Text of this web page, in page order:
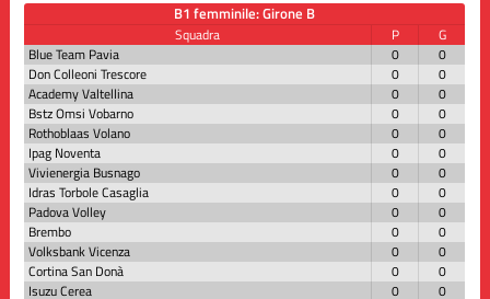
B1 femminile: Girone B
Squadra P
G
Blue Team Pavia
0
0
Don Colleoni Trescore
0
0
Academy Valtellina
0
0
Bstz Omsi Vobarno
0
0
Rothoblaas Volano
0
0
Ipag Noventa
0
0
Vivienergia Busnago
0
0
Idras Torbole Casaglia
0
0
Padova Volley
0
0
Brembo
0
0
Volksbank Vicenza
0
0
Cortina San Donà
0
0
Isuzu Cerea
0
0